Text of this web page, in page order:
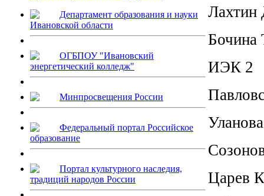
Департамент образования и науки
Ивановской области
ОГБПОУ "Ивановский
энергетический колледж"
Минпросвещения России
Федеральный портал Российское
образование
Портал культурного наследия,
традиций народов России
ИЭК 2